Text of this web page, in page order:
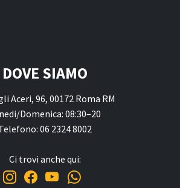
DOVE SIAMO
Aceri, 96, 00172 Roma RM
Domenica: 08:30–20
06 2324 8002
Ci trovi anche qui: